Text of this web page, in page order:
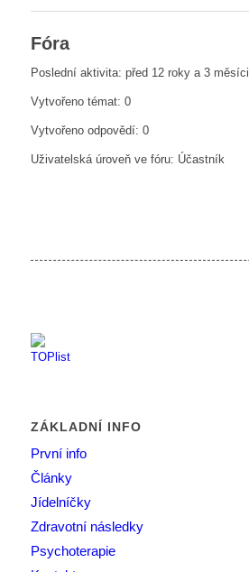
Fóra
Poslední aktivita: před 12 roky a 3 měsíci
Vytvořeno témat: 0
Vytvořeno odpovědí: 0
Uživatelská úroveň ve fóru: Účastník
ZÁKLADNÍ INFO
První info
Články
Jídelníčky
Zdravotní následky
Psychoterapie